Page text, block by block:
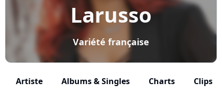
Larusso
Variété française
Artiste Albums & Singles Charts Clips